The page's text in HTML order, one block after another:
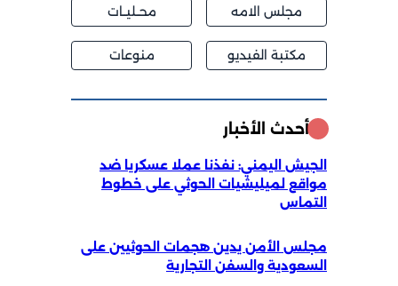
مجلس الامه محــليــات
مكتبة الفيديو منوعات
أحدث الأخبار
الجيش اليمني: نفذنا عملا عسكريا ضد
مواقع لميليشيات الحوثي على خطوط
التماس
مجلس الأمن يدين هجمات الحوثيين على
السعودية والسفن التجارية